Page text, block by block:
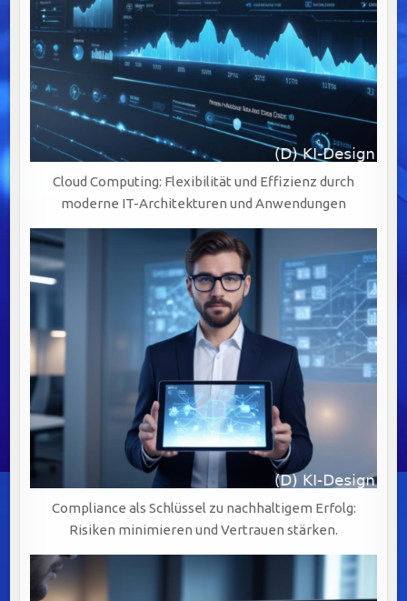
Cloud Computing: Flexibilität und Effizienz durch
moderne IT-Architekturen und Anwendungen
Compliance als Schlüssel zu nachhaltigem Erfolg:
Risiken minimieren und Vertrauen stärken.